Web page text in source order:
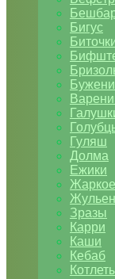
Бигус
Гуляш
Долма
Ежики
Жаркое
Жульен
Зразы
Карри
Каши
Кебаб